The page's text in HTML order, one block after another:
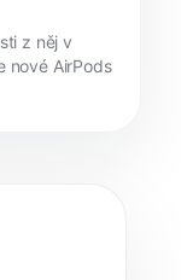
z něj v
nové AirPods